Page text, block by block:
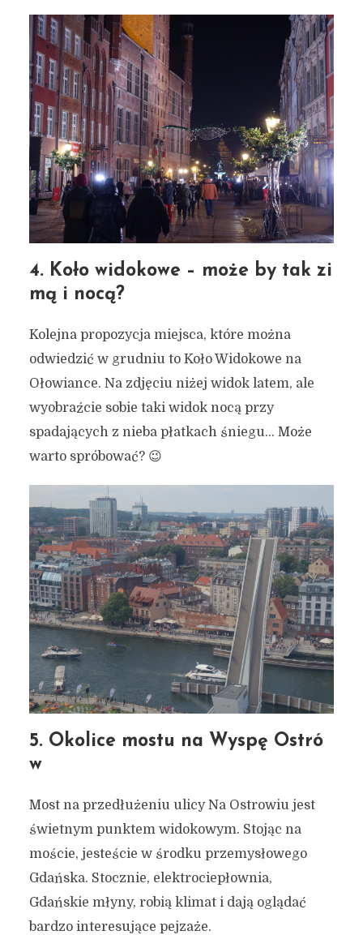
7 zaskakujących miejsc w
Gdańsku do zobaczenia w
grudniu (bądź każdym
innym miesiącu)
4. Koło widokowe – może by tak zi
mą i nocą?
Kolejna propozycja miejsca, które można
odwiedzić w grudniu to Koło Widokowe na
Ołowiance. Na zdjęciu niżej widok latem, ale
wyobraźcie sobie taki widok nocą przy
spadających z nieba płatkach śniegu… Może
warto spróbować? 😉
5. Okolice mostu na Wyspę Ostró
w
Most na przedłużeniu ulicy Na Ostrowiu jest
świetnym punktem widokowym. Stojąc na
moście, jesteście w środku przemysłowego
Gdańska. Stocznie, elektrociepłownia,
Gdańskie młyny, robią klimat i dają oglądać
bardzo interesujące pejzaże.